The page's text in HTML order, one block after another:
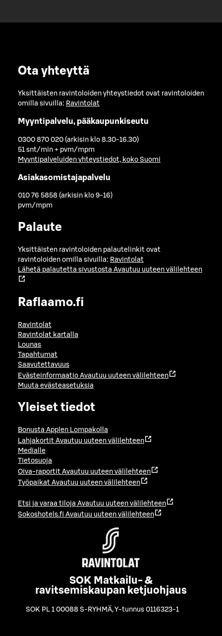
Ota yhteyttä
Yksittäisten ravintoloiden yhteystiedot ovat ravintoloiden
omilla sivuilla: Ravintolat
Myyntipalvelu, pääkaupunkiseutu
0300 870 020 (arkisin klo 8.30-16.30)
51 snt/min + pvm/mpm
Myyntipalveluiden yhteystiedot, koko Suomi
Asiakasomistajapalvelu
010 76 5858 (arkisin klo 9-16)
pvm/mpm
Palaute
Yksittäisten ravintoloiden palautelinkit ovat
ravintoloiden omilla sivuilla: Ravintolat
Lähetä palautetta sivustosta Avautuu uuteen välilehteen
Raflaamo.fi
Ravintolat
Ravintolat kartalla
Lounas
Tapahtumat
Saavutettavuus
Evästeinformaatio Avautuu uuteen välilehteen
Muuta evästeasetuksia
Yleiset tiedot
Bonusta Applen Lompakolla
Lahjakortit Avautuu uuteen välilehteen
Medialle
Tietosuoja
Oiva-raportit Avautuu uuteen välilehteen
Työpaikat Avautuu uuteen välilehteen
Etsi ja varaa tiloja Avautuu uuteen välilehteen
Sokoshotels.fi Avautuu uuteen välilehteen
SOK Matkailu- &
ravitsemiskaupan ketjuohjaus
SOK PL 1 00088 S-RYHMÄ,Y-tunnus 0116323-1